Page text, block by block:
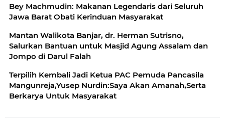
Bey Machmudin: Makanan Legendaris dari Seluruh
Jawa Barat Obati Kerinduan Masyarakat
Mantan Walikota Banjar, dr. Herman Sutrisno,
Salurkan Bantuan untuk Masjid Agung Assalam dan
Jompo di Darul Falah
Terpilih Kembali Jadi Ketua PAC Pemuda Pancasila
Mangunreja,Yusep Nurdin:Saya Akan Amanah,Serta
Berkarya Untuk Masyarakat